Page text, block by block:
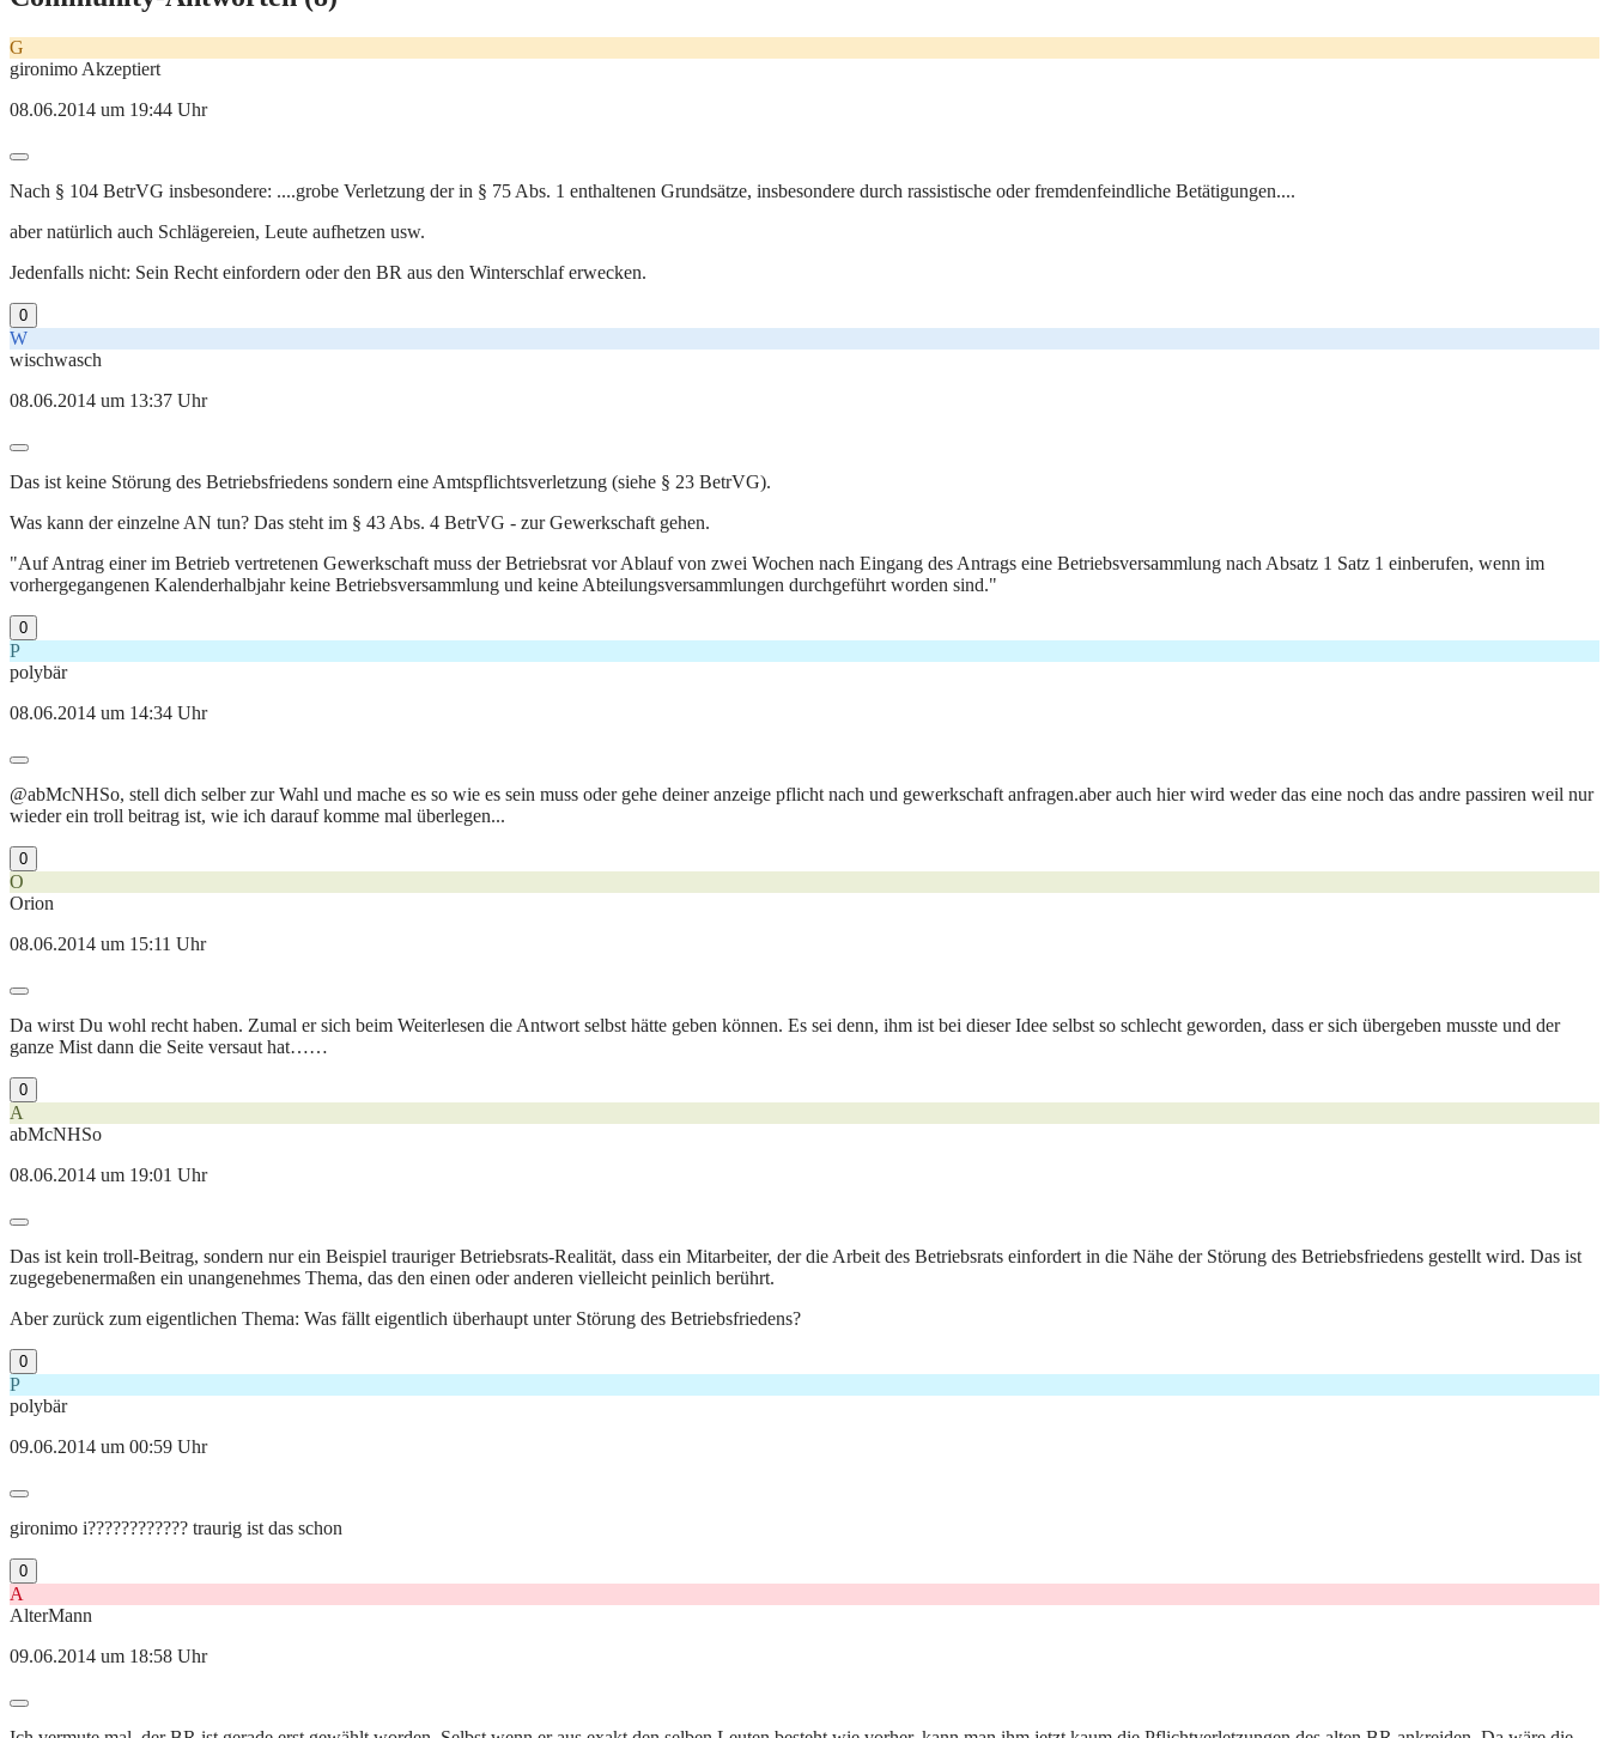
G
gironimo Akzeptiert
08.06.2014 um 19:44 Uhr
Nach § 104 BetrVG insbesondere: ....grobe Verletzung der in § 75 Abs. 1 enthaltenen Grundsätze, insbesondere durch rassistische oder fremdenfeindliche Betätigungen....
aber natürlich auch Schlägereien, Leute aufhetzen usw.
Jedenfalls nicht: Sein Recht einfordern oder den BR aus den Winterschlaf erwecken.
0
W
wischwasch
08.06.2014 um 13:37 Uhr
Das ist keine Störung des Betriebsfriedens sondern eine Amtspflichtsverletzung (siehe § 23 BetrVG).
Was kann der einzelne AN tun? Das steht im § 43 Abs. 4 BetrVG - zur Gewerkschaft gehen.
"Auf Antrag einer im Betrieb vertretenen Gewerkschaft muss der Betriebsrat vor Ablauf von zwei Wochen nach Eingang des Antrags eine Betriebsversammlung nach Absatz 1 Satz 1 einberufen, wenn im
vorhergegangenen Kalenderhalbjahr keine Betriebsversammlung und keine Abteilungsversammlungen durchgeführt worden sind."
0
P
polybär
08.06.2014 um 14:34 Uhr
@abMcNHSo, stell dich selber zur Wahl und mache es so wie es sein muss oder gehe deiner anzeige pflicht nach und gewerkschaft anfragen.aber auch hier wird weder das eine noch das andre passiren weil nur
wieder ein troll beitrag ist, wie ich darauf komme mal überlegen...
0
O
Orion
08.06.2014 um 15:11 Uhr
Da wirst Du wohl recht haben. Zumal er sich beim Weiterlesen die Antwort selbst hätte geben können. Es sei denn, ihm ist bei dieser Idee selbst so schlecht geworden, dass er sich übergeben musste und der
ganze Mist dann die Seite versaut hat……
0
A
abMcNHSo
08.06.2014 um 19:01 Uhr
Das ist kein troll-Beitrag, sondern nur ein Beispiel trauriger Betriebsrats-Realität, dass ein Mitarbeiter, der die Arbeit des Betriebsrats einfordert in die Nähe der Störung des Betriebsfriedens gestellt wird. Das ist
zugegebenermaßen ein unangenehmes Thema, das den einen oder anderen vielleicht peinlich berührt.
Aber zurück zum eigentlichen Thema: Was fällt eigentlich überhaupt unter Störung des Betriebsfriedens?
0
P
polybär
09.06.2014 um 00:59 Uhr
gironimo i???????????? traurig ist das schon
0
A
AlterMann
09.06.2014 um 18:58 Uhr